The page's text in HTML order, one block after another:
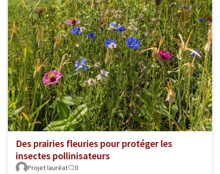
Des prairies fleuries pour protéger les
insectes pollinisateurs
Projet lauréat 0